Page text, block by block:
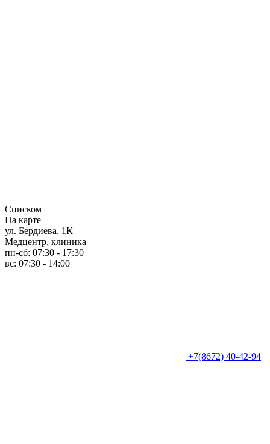
Списком
На карте
ул. Бердиева, 1К
Медцентр, клиника
пн-сб: 07:30 - 17:30
вс: 07:30 - 14:00
+7(8672) 40-42-94